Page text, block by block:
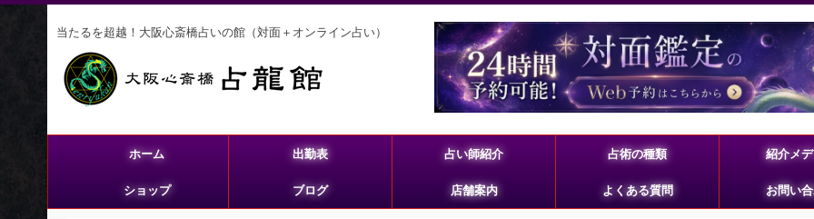
当たるを超越！大阪心斎橋占いの館（対面＋オンライン占い）
ホーム 出勤表 占い師紹介 占術の種類 紹介メ
ショップ ブログ 店舗案内 よくある質問 お問い